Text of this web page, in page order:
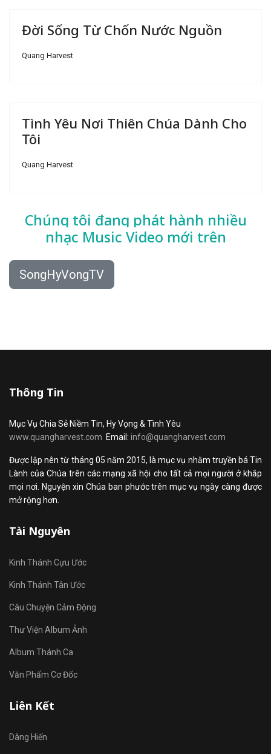
Đời Sống Từ Chốn Nước Nguồn
Quang Harvest
Tình Yêu Nơi Thiên Chúa Dành Cho
Tôi
Quang Harvest
Chúng tôi đang phát hành nhiều
nhạc Music Video mới trên
SongHyVongTV
Thông Tin
Mục Vụ Chia Sẻ Niềm Tin, Hy Vọng & Tình Yêu
www.quangharvest.com Email: info@quangharvest.com
Được lập nên từ tháng 05 năm 2015, là mục vụ nhằm truyền bá Tin
Lành của Chúa trên các mạng xã hội cho tất cả mọi người ở khắp
mọi nơi. Nguyện xin Chúa ban phước trên mục vụ ngày càng được
mở rộng hơn.
Tài Nguyên
Kinh Thánh Cựu Ước
Kinh Thánh Tân Ước
Câu Chuyện Cảm Động
Thư Viện Album Ảnh
Album Thánh Ca
Văn Phẩm Cơ Đốc
Liên Kết
Dâng Hiến